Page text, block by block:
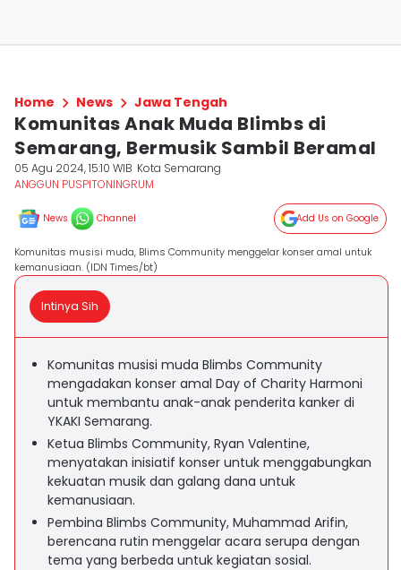
Home News Jawa Tengah
Komunitas Anak Muda Blimbs di
Semarang, Bermusik Sambil Beramal
05 Agu 2024, 15:10 WIB Kota Semarang
ANGGUN PUSPITONINGRUM
News Channel Add Us on Google
Komunitas musisi muda, Blims Community menggelar konser amal untuk
kemanusiaan. (IDN Times/bt)
Intinya Sih
Komunitas musisi muda Blimbs Community
mengadakan konser amal Day of Charity Harmoni
untuk membantu anak-anak penderita kanker di
YKAKI Semarang.
Ketua Blimbs Community, Ryan Valentine,
menyatakan inisiatif konser untuk menggabungkan
kekuatan musik dan galang dana untuk
kemanusiaan.
Pembina Blimbs Community, Muhammad Arifin,
berencana rutin menggelar acara serupa dengan
tema yang berbeda untuk kegiatan sosial.